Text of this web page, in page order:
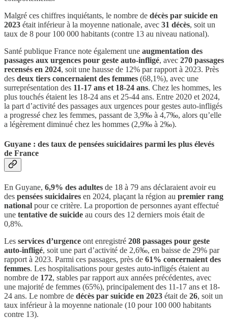
Malgré ces chiffres inquiétants, le nombre de décès par suicide en
2023 était inférieur à la moyenne nationale, avec 31 décès, soit un
taux de 8 pour 100 000 habitants (contre 13 au niveau national).
Santé publique France note également une augmentation des
passages aux urgences pour geste auto-infligé, avec 270 passages
recensés en 2024, soit une hausse de 12% par rapport à 2023. Près
des deux tiers concernaient des femmes (68,1%), avec une
surreprésentation des 11-17 ans et 18-24 ans. Chez les hommes, les
plus touchés étaient les 18-24 ans et 25-44 ans. Entre 2020 et 2024,
la part d’activité des passages aux urgences pour gestes auto-infligés
a progressé chez les femmes, passant de 3,9‰ à 4,7‰, alors qu’elle
a légèrement diminué chez les hommes (2,9‰ à 2‰).
Guyane : des taux de pensées suicidaires parmi les plus élevés
de France
En Guyane, 6,9% des adultes de 18 à 79 ans déclaraient avoir eu
des pensées suicidaires en 2024, plaçant la région au premier rang
national pour ce critère. La proportion de personnes ayant effectué
une tentative de suicide au cours des 12 derniers mois était de
0,8%.
Les services d’urgence ont enregistré 208 passages pour geste
auto-infligé, soit une part d’activité de 2,6‰, en baisse de 29% par
rapport à 2023. Parmi ces passages, près de 61% concernaient des
femmes. Les hospitalisations pour gestes auto-infligés étaient au
nombre de 172, stables par rapport aux années précédentes, avec
une majorité de femmes (65%), principalement des 11-17 ans et 18-
24 ans. Le nombre de décès par suicide en 2023 était de 26, soit un
taux inférieur à la moyenne nationale (10 pour 100 000 habitants
contre 13).